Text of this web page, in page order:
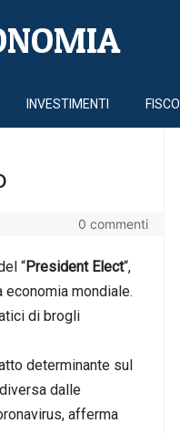
INVESTIMENTI FISCO
0 commenti
“President Elect“,
economia mondiale.
di brogli
determinante sul
dalle
afferma